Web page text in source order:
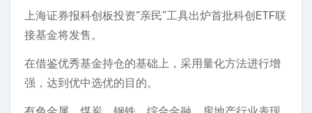
上海证券报科创板投资“亲民”工具出炉首批科创ETF联
接基金将发售。
在借鉴优秀基金持仓的基础上，采用量化方法进行增
强，达到优中选优的目的。